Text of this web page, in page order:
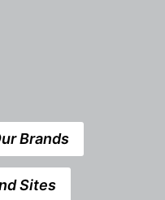
Brands
Sites